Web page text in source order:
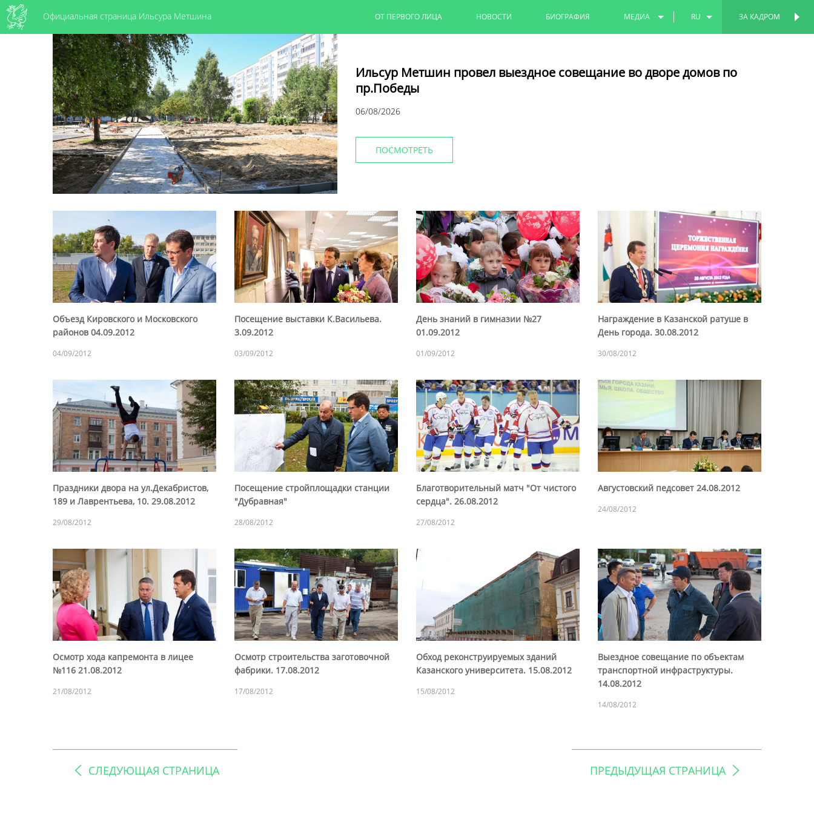
Официальная страница Ильсура Метшина ЗА КАДРОМ
ОТ ПЕРВОГО ЛИЦА НОВОСТИ БИОГРАФИЯ МЕДИА RU
Ильсур Метшин провел выездное совещание во дворе домов по
пр.Победы
06/08/2026
ПОСМОТРЕТЬ
Объезд Кировского и Московского
районов 04.09.2012
04/09/2012
Посещение выставки К.Васильева.
3.09.2012
03/09/2012
День знаний в гимназии №27
01.09.2012
01/09/2012
Награждение в Казанской ратуше в
День города. 30.08.2012
30/08/2012
Праздники двора на ул.Декабристов,
189 и Лаврентьева, 10. 29.08.2012
29/08/2012
Посещение стройплощадки станции
"Дубравная"
28/08/2012
Благотворительный матч "От чистого
сердца". 26.08.2012
27/08/2012
Августовский педсовет 24.08.2012
24/08/2012
Осмотр хода капремонта в лицее
№116 21.08.2012
21/08/2012
Осмотр строительства заготовочной
фабрики. 17.08.2012
17/08/2012
Обход реконструируемых зданий
Казанского университета. 15.08.2012
15/08/2012
Выездное совещание по объектам
транспортной инфраструктуры.
14.08.2012
14/08/2012
СЛЕДУЮЩАЯ СТРАНИЦА ПРЕДЫДУЩАЯ СТРАНИЦА
ПЕРСОНАЛЬНАЯ